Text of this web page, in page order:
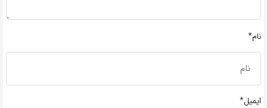
نام*
ایمیل*